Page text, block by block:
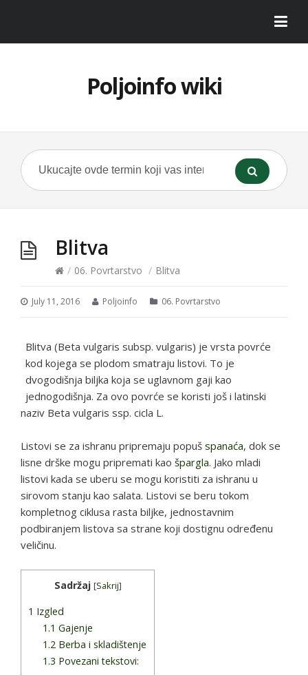
Poljoinfo wiki
Blitva
/ 06. Povrtarstvo / Blitva
July 11, 2016 Poljoinfo 06. Povrtarstvo
Blitva (Beta vulgaris subsp. vulgaris) je vrsta povrće
kod kojega se plodom smatraju listovi. To je
dvogodišnja biljka koja se uglavnom gaji kao
jednogodišnja. Za ovo povrće se koristi još i latinski
naziv Beta vulgaris ssp. cicla L.
Listovi se za ishranu pripremaju popuš spanaća, dok se
lisne drške mogu pripremati kao špargla. Jako mladi
listovi kada se uberu se mogu koristiti za ishranu u
sirovom stanju kao salata. Listovi se beru tokom
kompletnog ciklusa rasta biljke, jednostavnim
podbiranjem listova sa strane koji dostignu određenu
veličinu.
Sadržaj [Sakrij]
1 Izgled
1.1 Gajenje
1.2 Berba i skladištenje
1.3 Povezani tekstovi: